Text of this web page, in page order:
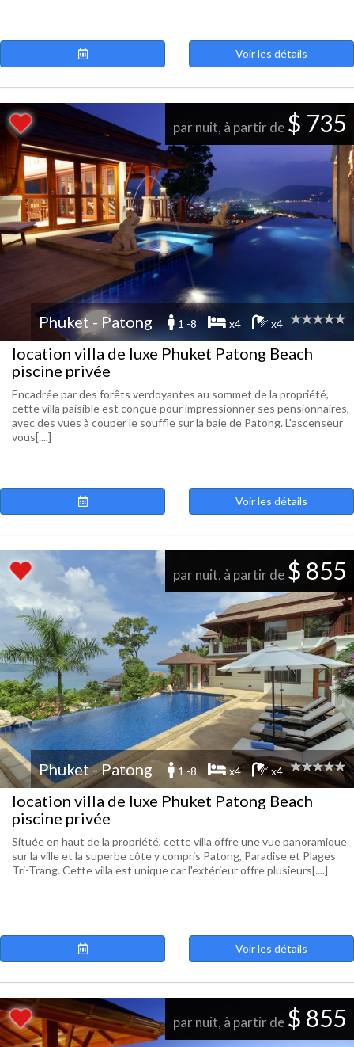
Voir les détails
par nuit, à partir de $ 735
Phuket - Patong 1 -8 x4 x4
location villa de luxe Phuket Patong Beach
piscine privée
Encadrée par des forêts verdoyantes au sommet de la propriété,
cette villa paisible est conçue pour impressionner ses pensionnaires,
avec des vues à couper le souffle sur la baie de Patong. L'ascenseur
vous[....]
Voir les détails
par nuit, à partir de $ 855
Phuket - Patong 1 -8 x4 x4
location villa de luxe Phuket Patong Beach
piscine privée
Située en haut de la propriété, cette villa offre une vue panoramique
sur la ville et la superbe côte y compris Patong, Paradise et Plages
Tri-Trang. Cette villa est unique car l'extérieur offre plusieurs[....]
Voir les détails
par nuit, à partir de $ 855